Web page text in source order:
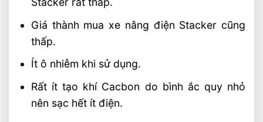
Giá thành mua xe nâng điện Stacker cũng
thấp.
Ít ô nhiễm khi sử dụng.
Rất ít tạo khí Cacbon do bình ắc quy nhỏ
nên sạc hết ít điện.